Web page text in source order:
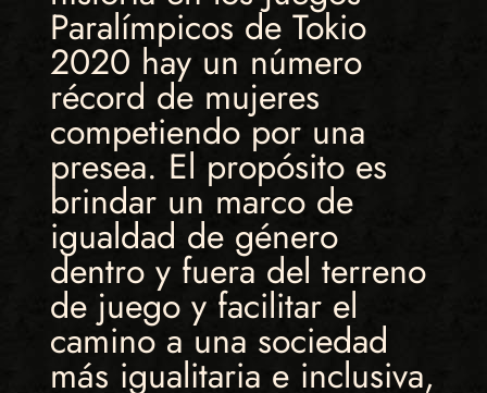
Paralímpicos de Tokio
2020 hay un número
récord de mujeres
competiendo por una
presea. El propósito es
brindar un marco de
igualdad de género
dentro y fuera del terreno
de juego y facilitar el
camino a una sociedad
más igualitaria e inclusiva,